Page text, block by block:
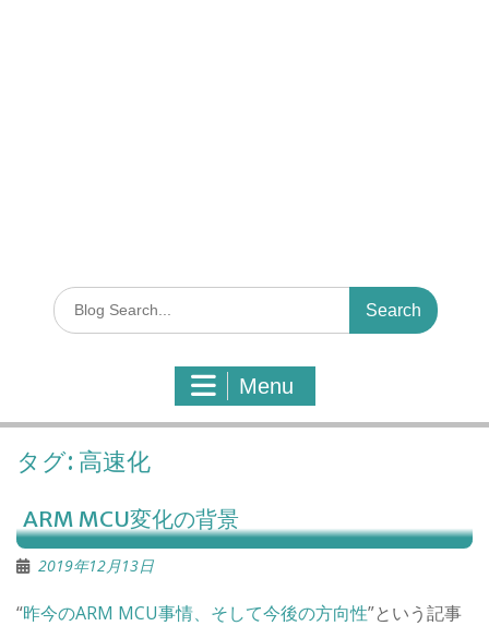
S
e
o
Menu
タグ: 高速化
ARM MCU変化の背景
2019年12月13日
“昨今のARM MCU事情、そして今後の方向性”という記事